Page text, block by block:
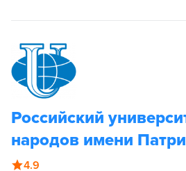
Российский
народов имени
4.9